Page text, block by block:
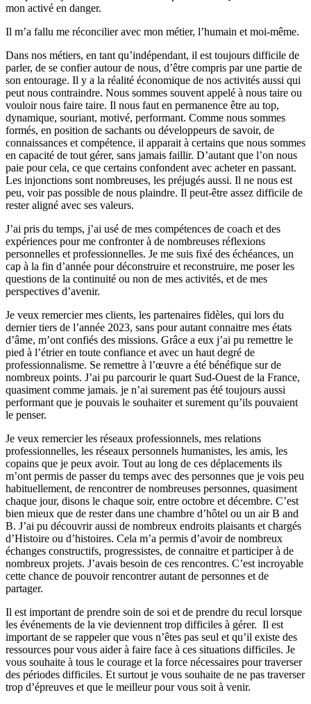
mon activé en danger.
Il m’a fallu me réconcilier avec mon métier, l’humain et moi-même.
Dans nos métiers, en tant qu’indépendant, il est toujours difficile de
parler, de se confier autour de nous, d’être compris par une partie de
son entourage. Il y a la réalité économique de nos activités aussi qui
peut nous contraindre. Nous sommes souvent appelé à nous taire ou
vouloir nous faire taire. Il nous faut en permanence être au top,
dynamique, souriant, motivé, performant. Comme nous sommes
formés, en position de sachants ou développeurs de savoir, de
connaissances et compétence, il apparait à certains que nous sommes
en capacité de tout gérer, sans jamais faillir. D’autant que l’on nous
paie pour cela, ce que certains confondent avec acheter en passant.
Les injonctions sont nombreuses, les préjugés aussi. Il ne nous est
peu, voir pas possible de nous plaindre. Il peut-être assez difficile de
rester aligné avec ses valeurs.
J’ai pris du temps, j’ai usé de mes compétences de coach et des
expériences pour me confronter à de nombreuses réflexions
personnelles et professionnelles. Je me suis fixé des échéances, un
cap à la fin d’année pour déconstruire et reconstruire, me poser les
questions de la continuité ou non de mes activités, et de mes
perspectives d’avenir.
Je veux remercier mes clients, les partenaires fidèles, qui lors du
dernier tiers de l’année 2023, sans pour autant connaitre mes états
d’âme, m’ont confiés des missions. Grâce a eux j’ai pu remettre le
pied à l’étrier en toute confiance et avec un haut degré de
professionnalisme. Se remettre à l’œuvre a été bénéfique sur de
nombreux points. J’ai pu parcourir le quart Sud-Ouest de la France,
quasiment comme jamais. je n’ai surement pas été toujours aussi
performant que je pouvais le souhaiter et surement qu’ils pouvaient
le penser.
Je veux remercier les réseaux professionnels, mes relations
professionnelles, les réseaux personnels humanistes, les amis, les
copains que je peux avoir. Tout au long de ces déplacements ils
m’ont permis de passer du temps avec des personnes que je vois peu
habituellement, de rencontrer de nombreuses personnes, quasiment
chaque jour, disons le chaque soir, entre octobre et décembre. C’est
bien mieux que de rester dans une chambre d’hôtel ou un air B and
B. J’ai pu découvrir aussi de nombreux endroits plaisants et chargés
d’Histoire ou d’histoires. Cela m’a permis d’avoir de nombreux
échanges constructifs, progressistes, de connaitre et participer à de
nombreux projets. J’avais besoin de ces rencontres. C’est incroyable
cette chance de pouvoir rencontrer autant de personnes et de
partager.
Il est important de prendre soin de soi et de prendre du recul lorsque
les événements de la vie deviennent trop difficiles à gérer. Il est
important de se rappeler que vous n’êtes pas seul et qu’il existe des
ressources pour vous aider à faire face à ces situations difficiles. Je
vous souhaite à tous le courage et la force nécessaires pour traverser
des périodes difficiles. Et surtout je vous souhaite de ne pas traverser
trop d’épreuves et que le meilleur pour vous soit à venir.